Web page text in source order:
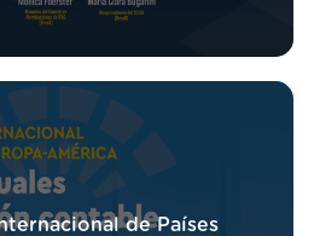
de Países